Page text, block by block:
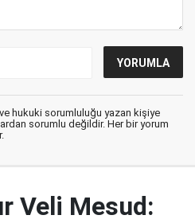
hukuki sorumluluğu yazan kişiye
sorumlu değildir. Her bir yorum
Veli Mesud: